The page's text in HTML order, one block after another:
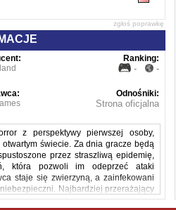
zgłoś poprawkę
Ranking:
- -
Odnośniki:
Strona oficjalna
z perspektywy pierwszej osoby,
świecie. Za dnia gracze będą
przez straszliwą epidemię,
która pozwoli im odeprzeć ataki
staje się zwierzyną, a zainfekowani
Najbardziej przerażający
po zmierzchu. Gracze muszą